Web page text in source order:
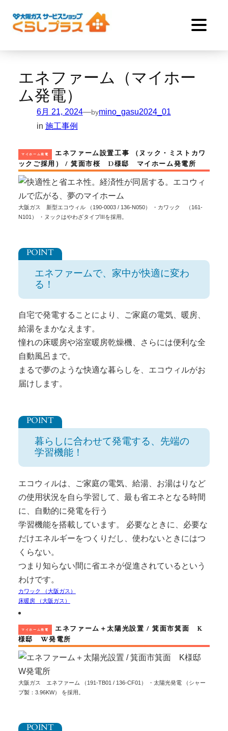
エネファーム（マイホー
ム発電）
6月 21, 2024—bymino_gasu2024_01
in 施工事例
マイホーム発電
エネファーム設置工事 （ヌック・ミストカワ
ックご採用） / 箕面市桜 D様邸 マイホーム発電所
大阪ガス 新型エコウィル （190-0003 / 136-N050） ・カワック （161-
N101） ・ヌックはやわざタイプⅢを採用。
エネファームで、家中が快適に変わ
る！
自宅で発電することにより、ご家庭の電気、暖房、
給湯をまかなえます。
憧れの床暖房や浴室暖房乾燥機、さらには便利な全
自動風呂まで。
まるで夢のような快適な暮らしを、エコウィルがお
届けします。
暮らしに合わせて発電する、先端の
学習機能！
エコウィルは、ご家庭の電気、給湯、お湯はりなど
の使用状況を自ら学習して、最も省エネとなる時間
に、自動的に発電を行う
学習機能を搭載しています。 必要なときに、必要な
だけエネルギーをつくりだし、使わないときにはつ
くらない。
つまり知らない間に省エネが促進されているという
わけです。
カワック （大阪ガス）
床暖房 （大阪ガス）
マイホーム発電
エネファーム＋太陽光設置 / 箕面市箕面 K
様邸 W発電所
大阪ガス エネファーム （191-TB01 / 136-CF01） ・太陽光発電 （シャー
プ製：3.96KW） を採用。